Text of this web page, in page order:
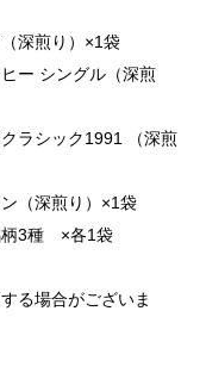
深煎り）×1袋
ー シングル（深煎
ラシック1991 （深煎
（深煎り）×1袋
柄3種 ×各1袋
る場合がございま